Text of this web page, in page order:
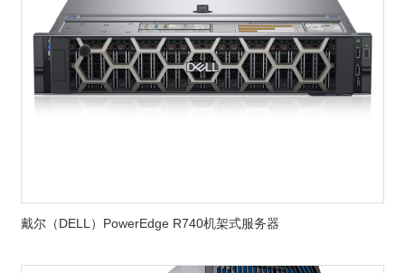
戴尔（DELL）PowerEdge R740机架式服务器